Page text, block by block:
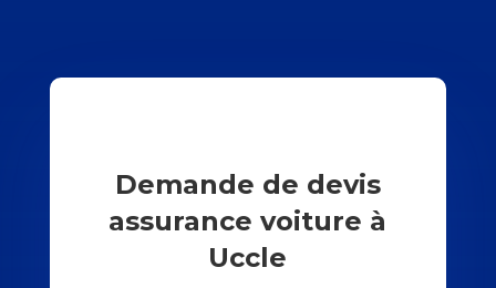
Demande de devis
assurance voiture à
Uccle